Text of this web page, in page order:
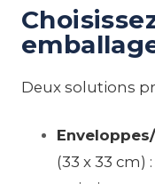
Deux solutions
(33 x 33 cm)